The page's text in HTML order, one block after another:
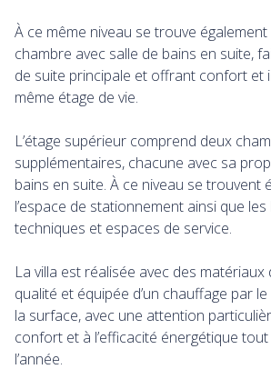
À ce même niveau se trouve également
chambre avec salle de bains en suite,
de suite principale et offrant confort et
même étage de vie.
L’étage supérieur comprend deux
supplémentaires, chacune avec sa
bains en suite. À ce niveau se trouvent
l’espace de stationnement ainsi que
techniques et espaces de service.
La villa est réalisée avec des matériaux
qualité et équipée d’un chauffage par
la surface, avec une attention
confort et à l’efficacité énergétique
l’année.